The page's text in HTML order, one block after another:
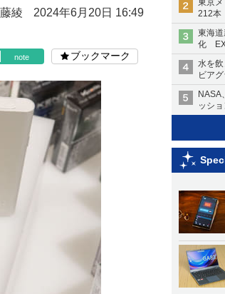
東京
212本
東海
化 EX
水を
ビア
NASA
ッシ
綾 2024年6月20日 16:49
note ブックマーク